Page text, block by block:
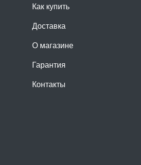
Как купить
Доставка
О магазине
Гарантия
Контакты